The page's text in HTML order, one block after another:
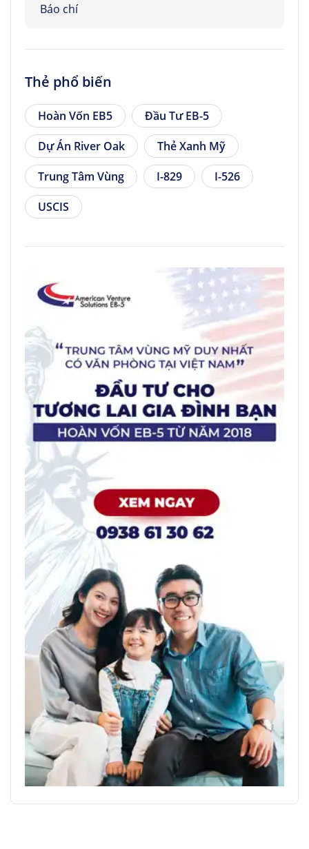
Báo chí
Thẻ phổ biến
Hoàn Vốn EB5
Đầu Tư EB-5
Dự Án River Oak
Thẻ Xanh Mỹ
Trung Tâm Vùng
I-829
I-526
USCIS